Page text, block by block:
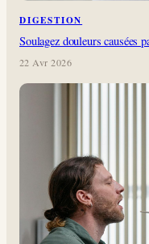
DIGESTION
Soulagez douleurs causées
22 Avr 2026